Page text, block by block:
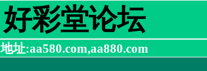
好彩堂论坛
地址:aa580.com,aa880.com